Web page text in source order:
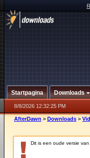
Startpagina Downloads
8/8/2026 12:32:25 PM
AfterDawn > Downloads >
Dit is een oude versie